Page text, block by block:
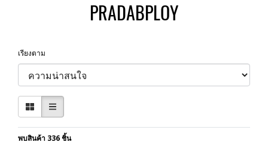
PRADABPLOY
เรียงตาม
พบสินค้า 336 ชิ้น